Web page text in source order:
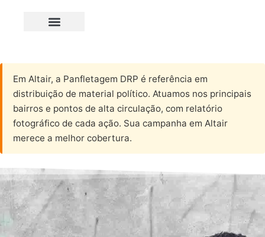
Em Altair, a Panfletagem DRP é referência em
distribuição de material político. Atuamos nos principais
bairros e pontos de alta circulação, com relatório
fotográfico de cada ação. Sua campanha em Altair
merece a melhor cobertura.